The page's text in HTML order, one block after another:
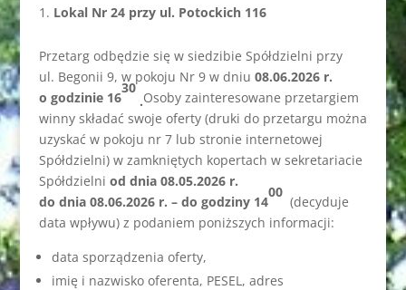
Lokal Nr 24 przy ul. Potockich 116
Przetarg odbędzie się w siedzibie Spółdzielni przy
ul. Begonii 9, w pokoju Nr 9 w dniu 08.06.2026 r.
o godzinie 16
30
.Osoby zainteresowane przetargiem
winny składać swoje oferty (druki do przetargu można
uzyskać w pokoju nr 7 lub stronie internetowej
Spółdzielni) w zamkniętych kopertach w sekretariacie
Spółdzielni od dnia 08.05.2026 r.
do dnia 08.06.2026 r. – do godziny 14
00
(decyduje
data wpływu) z podaniem poniższych informacji:
data sporządzenia oferty,
imię i nazwisko oferenta, PESEL, adres